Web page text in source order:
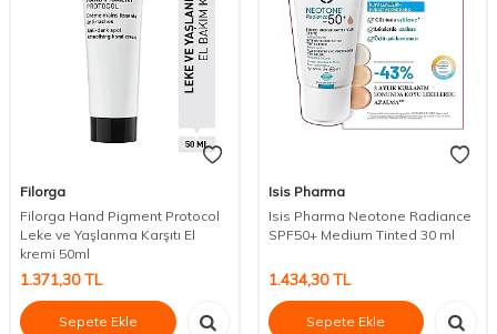
Filorga
Filorga Hand Pigment Protocol
Leke ve Yaşlanma Karşıtı El
kremi 50ml
1.371,30TL
Sepete Ekle
Isis Pharma
Isis Pharma Neotone Radiance
SPF50+ Medium Tinted 30 ml
1.434,30TL
Sepete Ekle